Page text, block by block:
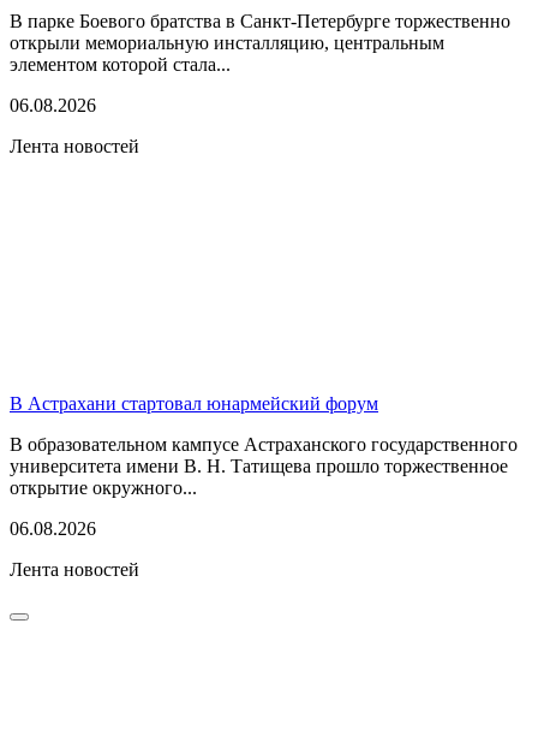
В парке Боевого братства в Санкт-Петербурге торжественно
открыли мемориальную инсталляцию, центральным
элементом которой стала...
06.08.2026
Лента новостей
В Астрахани стартовал юнармейский форум
В образовательном кампусе Астраханского государственного
университета имени В. Н. Татищева прошло торжественное
открытие окружного...
06.08.2026
Лента новостей